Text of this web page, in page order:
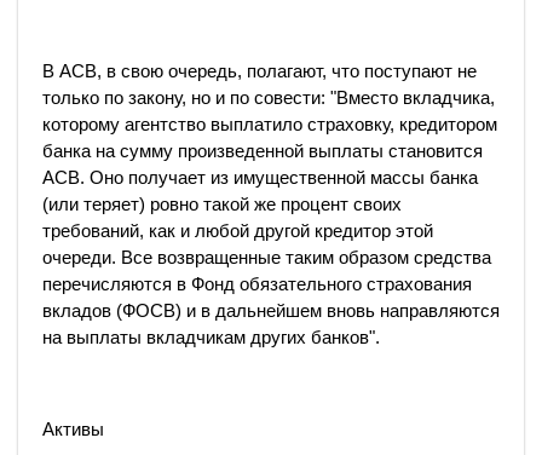
В АСВ, в свою очередь, полагают, что поступают не
только по закону, но и по совести: "Вместо вкладчика,
которому агентство выплатило страховку, кредитором
банка на сумму произведенной выплаты становится
АСВ. Оно получает из имущественной массы банка
(или теряет) ровно такой же процент своих
требований, как и любой другой кредитор этой
очереди. Все возвращенные таким образом средства
перечисляются в Фонд обязательного страхования
вкладов (ФОСВ) и в дальнейшем вновь направляются
на выплаты вкладчикам других банков".
Активы